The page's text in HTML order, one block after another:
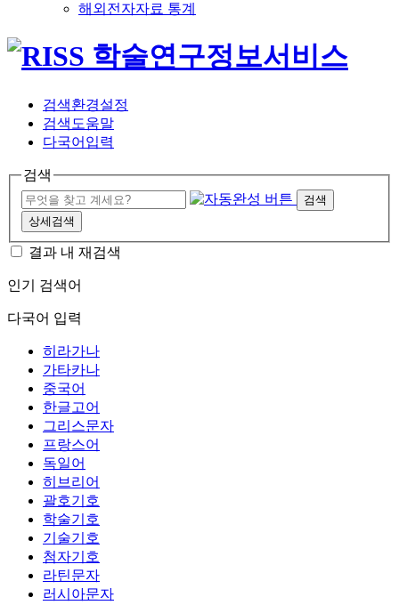
해외전자자료 통계
검색환경설정
검색도움말
다국어입력
검색
검색
상세검색
결과 내 재검색
인기 검색어
다국어 입력
히라가나
가타카나
중국어
한글고어
그리스문자
프랑스어
독일어
히브리어
괄호기호
학술기호
기술기호
첨자기호
라틴문자
러시아문자